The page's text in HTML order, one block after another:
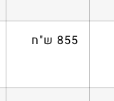
855 ש"ח